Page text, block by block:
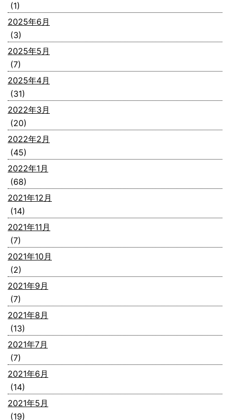
(1)
2025年6月
(3)
2025年5月
(7)
2025年4月
(31)
2022年3月
(20)
2022年2月
(45)
2022年1月
(68)
2021年12月
(14)
2021年11月
(7)
2021年10月
(2)
2021年9月
(7)
2021年8月
(13)
2021年7月
(7)
2021年6月
(14)
2021年5月
(19)